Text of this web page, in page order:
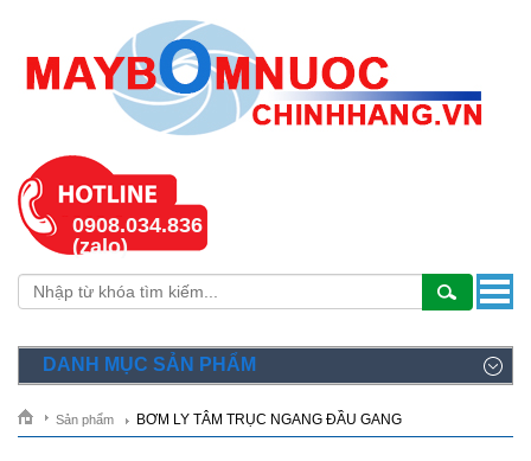
0908.034.836
(zalo)
DANH MỤC SẢN PHẨM
Sản phẩm BƠM LY TÂM TRỤC NGANG ĐẦU GANG